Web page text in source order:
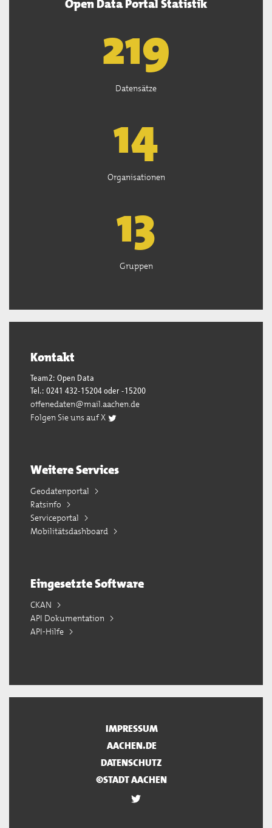
Open Data Portal Statistik
221
Datensätze
15
Organisationen
13
Gruppen
Kontakt
Team2: Open Data
Tel.: 0241 432-15204 oder -15200
offenedaten@mail.aachen.de
Folgen Sie uns auf X
Weitere Services
Geodatenportal
Ratsinfo
Serviceportal
Mobilitätsdashboard
Eingesetzte Software
CKAN
API Dokumentation
API-Hilfe
IMPRESSUM
AACHEN.DE
DATENSCHUTZ
©STADT AACHEN